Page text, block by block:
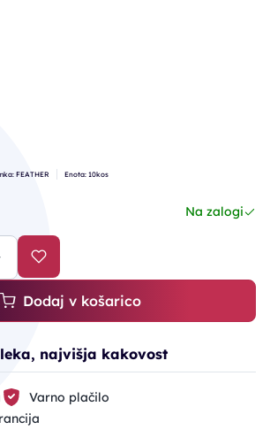
FEATHER Enota: 10kos
Na zalogi
Dodaj v košarico
najvišja kakovost
Varno plačilo